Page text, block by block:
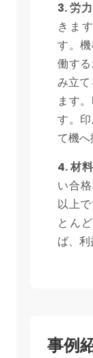
3. 労
きま
す。
働す
み立
ます
す。
て機
4. 材
い合
以上
とん
ば、
事例